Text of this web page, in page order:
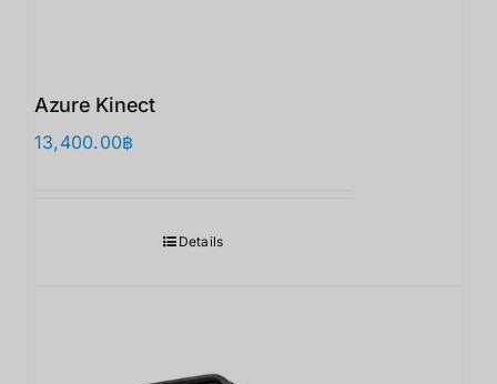
Azure Kinect
13,400.00฿
Details